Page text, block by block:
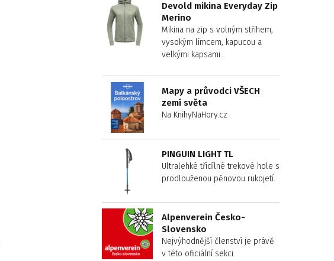
Devold mikina Everyday Zip
Merino
Mikina na zip s volným střihem,
vysokým límcem, kapucou a
velkými kapsami.
Mapy a průvodci VŠECH
zemí světa
Na KnihyNaHory.cz
PINGUIN LIGHT TL
Ultralehké třídílné trekové hole s
prodlouženou pěnovou rukojetí.
Alpenverein Česko-
Slovensko
Nejvýhodnější členství je právě
v této oficiální sekci